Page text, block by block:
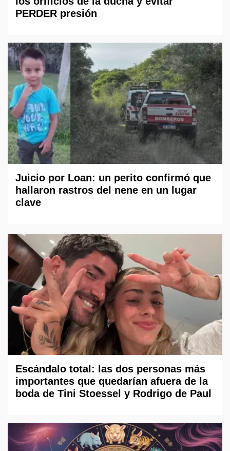
PERDER presión
Juicio por Loan: un perito confirmó que
hallaron rastros del nene en un lugar
clave
Escándalo total: las dos personas más
importantes que quedarían afuera de la
boda de Tini Stoessel y Rodrigo de Paul